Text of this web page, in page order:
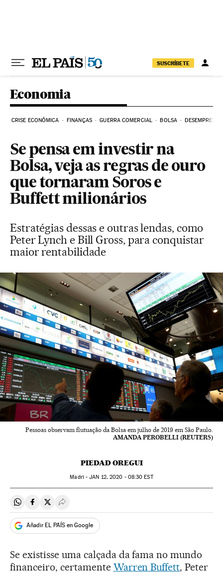
SUSCRÍBETE
Economia
CRISE ECONÔMICA FINANÇAS GUERRA COMERCIAL BOLSA DESEMPREGO
Se pensa em investir na
Bolsa, veja as regras de ouro
que tornaram Soros e
Buffett milionários
Estratégias dessas e outras lendas, como
Peter Lynch e Bill Gross, para conquistar
maior rentabilidade
Pessoas observam flutuação da Bolsa em julho de 2019 em São Paulo.
AMANDA PEROBELLI (REUTERS)
PIEDAD OREGUI
Madri -JAN 12, 2020 - 08:30 EST
Compartir en Whatsapp
Compartir en Facebook
Compartir en Twitter
Desplegar Redes Sociales
Añadir EL PAÍS en Google
Se existisse uma calçada da fama no mundo
financeiro, certamente Warren Buffett, Peter